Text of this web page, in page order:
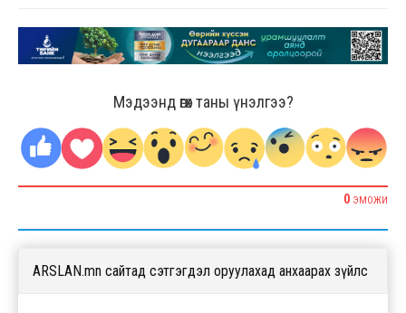
Мэдээнд өгөх таны үнэлгээ?
0 ЭМОЖИ
ARSLAN.mn сайтад сэтгэгдэл оруулахад анхаарах зүйлс